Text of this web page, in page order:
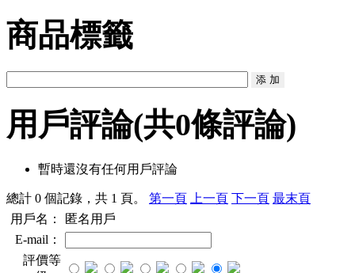
商品標籤
用戶評論(共0條評論)
暫時還沒有任何用戶評論
總計 0 個記錄，共 1 頁。 第一頁 上一頁 下一頁 最末頁
用戶名：
匿名用戶
E-mail：
評價等